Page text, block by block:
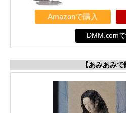
Amazonで購入
DMM.com
【あみあみで